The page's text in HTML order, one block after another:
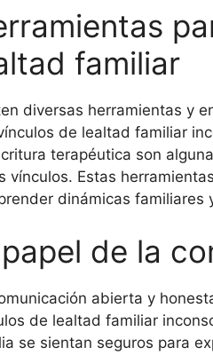
familiar
diversas herramientas y
de lealtad familiar
terapéutica son
vínculos. Estas
dinámicas familiares
papel de la
abierta y
de lealtad familiar
se sientan seguros para